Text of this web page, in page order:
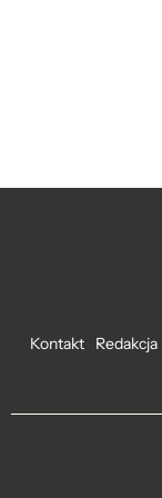
Kontakt Redakcja